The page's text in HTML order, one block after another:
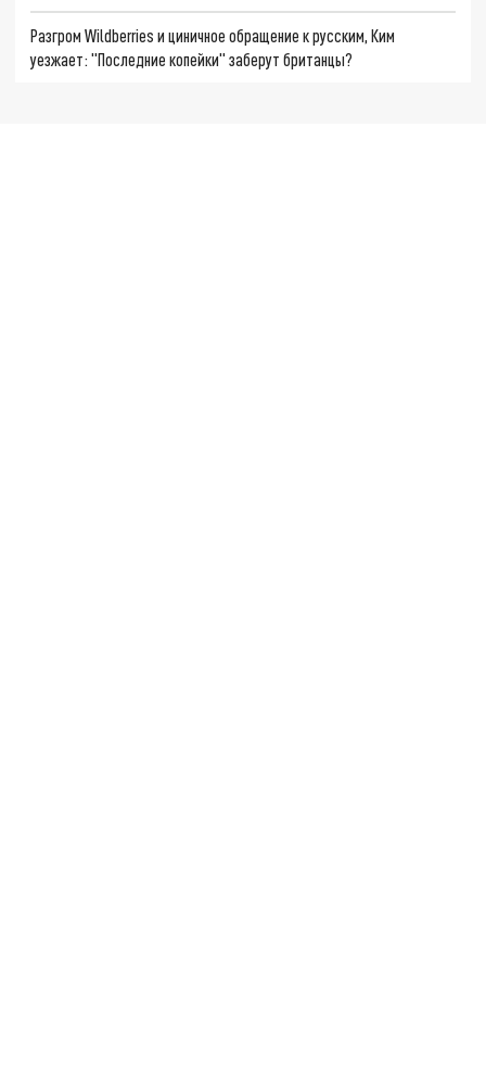
Разгром Wildberries и циничное обращение к русским, Ким
уезжает: "Последние копейки" заберут британцы?